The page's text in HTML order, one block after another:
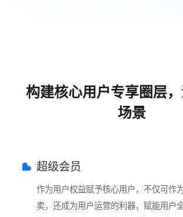
构建核心用户专享圈层
场景
超级会员
作为用户权益赋予核心用户，不仅可作
卖，还成为用户运营的利器，赋能用户